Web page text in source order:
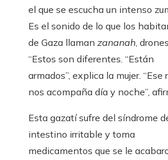
el que se escucha un intenso
Es el sonido de lo que los
de Gaza llaman zananah,
“Estos son diferentes. “Están
armados”, explica la mujer. “Ese
nos acompaña día y noche”,
Esta gazatí sufre del síndrome
intestino irritable y toma
medicamentos que se le